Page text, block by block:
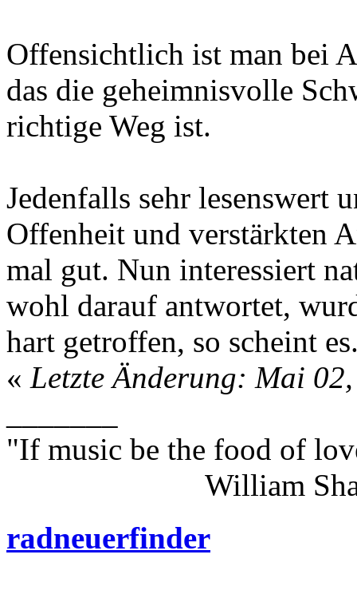
Offensichtlich ist man bei
das die geheimnisvolle
richtige Weg ist.
Jedenfalls sehr lesenswert
Offenheit und verstärkten
mal gut. Nun interessiert
wohl darauf antwortet,
hart getroffen, so scheint
« Letzte Änderung: Mai
"If music be the food of
William
radneuerfinder